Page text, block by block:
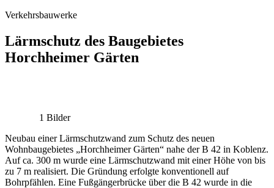
Verkehrsbauwerke
Lärmschutz des Baugebietes
Horchheimer Gärten
1 Bilder
Neubau einer Lärmschutzwand zum Schutz des neuen
Wohnbaugebietes „Horchheimer Gärten“ nahe der B 42 in Koblenz.
Auf ca. 300 m wurde eine Lärmschutzwand mit einer Höhe von bis
zu 7 m realisiert. Die Gründung erfolgte konventionell auf
Bohrpfählen. Eine Fußgängerbrücke über die B 42 wurde in die